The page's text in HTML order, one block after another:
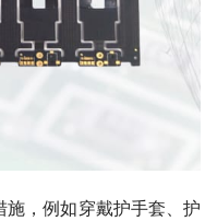
，例如穿戴护手套、护